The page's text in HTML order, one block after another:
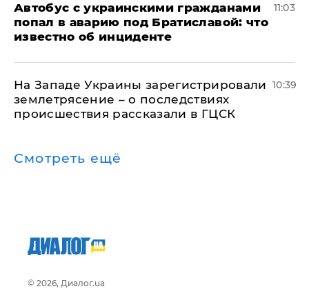
Автобус с украинскими гражданами
попал в аварию под Братиславой: что
известно об инциденте
11:03
На Западе Украины зарегистрировали
землетрясение – о последствиях
происшествия рассказали в ГЦСК
10:39
Смотреть ещё
© 2026, Диалог.ua